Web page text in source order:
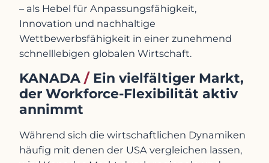
– als Hebel für Anpassungsfähigkeit,
Innovation und nachhaltige
Wettbewerbsfähigkeit in einer zunehmend
schnelllebigen globalen Wirtschaft.
KANADA / Ein vielfältiger Markt,
der Workforce-Flexibilität aktiv
annimmt
Während sich die wirtschaftlichen Dynamiken
häufig mit denen der USA vergleichen lassen,